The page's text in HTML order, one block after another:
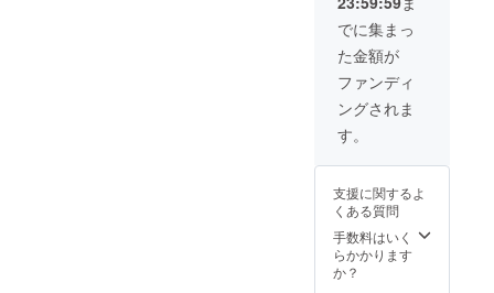
て調整
させて
頂きま
す。 ※
備考欄
への記
入がな
カウン
での掲
載を進
めさせ
て頂き
ます。
記載く
ださ
い。 ※
出張先
は、ご
希望を
おうか
細に関
ては、
人馬共
の安全
面等を
考慮し
特別観
覧席を
準備し
ます。
お披露
目会の
開催
5月頃を
ており
ます。
また当
たり的
をお持
でに集まっ
た金額が
ファンディ
ングされま
す。
支援に関するよ
くある質問
手数料はいく
らかかります
か？